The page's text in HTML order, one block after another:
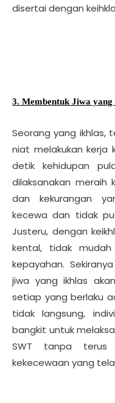
disertai dengan
3. Membentuk Jiwa
Seorang yang ikhlas,
niat melakukan kerja
detik kehidupan
dilaksanakan meraih
dan kekurangan
kecewa dan tidak
Justeru, dengan
kental, tidak
kepayahan.
jiwa yang ikhlas
setiap yang berlaku
tidak langsung,
bangkit untuk
SWT tanpa terus
kekecewaan yang